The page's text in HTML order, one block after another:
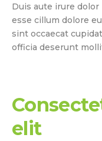
Duis aute irure
esse cillum dolore
sint occaecat
officia deserunt
elit